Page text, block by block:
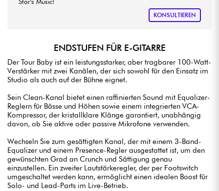
Star's Music!
KONSULTIEREN
ENDSTUFEN FÜR E-GITARRE
Der Tour Baby ist ein leistungsstarker, aber tragbarer 100-Watt-
Verstärker mit zwei Kanälen, der sich sowohl für den Einsatz im
Studio als auch auf der Bühne eignet.
Sein Clean-Kanal bietet einen raffinierten Sound mit Equalizer-
Reglern für Bässe und Höhen sowie einem integrierten VCA-
Kompressor, der kristallklare Klänge garantiert, unabhängig
davon, ob Sie aktive oder passive Mikrofone verwenden.
Wechseln Sie zum gesättigten Kanal, der mit einem 3-Band-
Equalizer und einem Presence-Regler ausgestattet ist, um den
gewünschten Grad an Crunch und Sättigung genau
einzustellen. Ein zweiter Lautstärkeregler, der per Footswitch
umgeschaltet werden kann, ermöglicht einen idealen Boost für
Solo- und Lead-Parts im Live-Betrieb.